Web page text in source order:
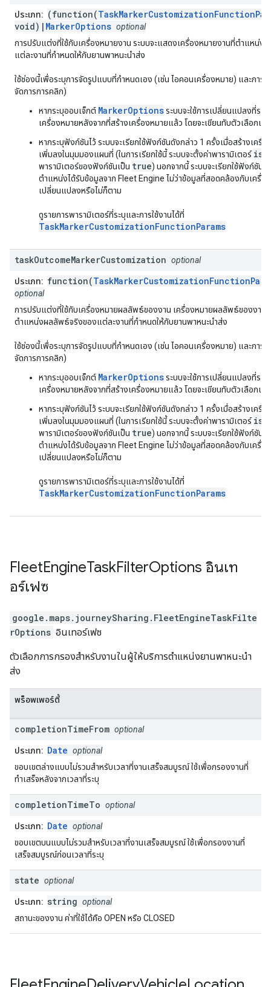
ประเภท: (function(
void)| MarkerOptions optional
การปรับแต่งที่ใช้กับเครื่องหมายงาน ระบบจะแสดงเครื่องหมายงานที่ตำแหน่ง
แต่ละงานที่กำหนดให้กับยานพาหนะนำส่ง
ใช้ช่องนี้เพื่อระบุการจัดรูปแบบที่กำหนดเอง (เช่น ไอคอนเครื่องหมาย) และการโ
จัดการการคลิก)
หากระบุออบเจ็กต์ MarkerOptionsระบบจะใช้การเปลี่ยนแปลงที่ระบุ
เครื่องหมายหลังจากที่สร้างเครื่องหมายแล้ว โดยจะเขียนทับตัวเลือกเริ่
หากระบุฟังก์ชันไว้ ระบบจะเรียกใช้ฟังก์ชันดังกล่าว 1 ครั้งเมื่อสร้างเครื่
เพิ่มลงในมุมมองแผนที่ (ในการเรียกใช้นี้ ระบบจะตั้งค่าพารามิเตอร์
พารามิเตอร์ของฟังก์ชันเป็น true) นอกจากนี้ ระบบจะเรียกใช้ฟังก์ชันนี้
ตำแหน่งได้รับข้อมูลจาก Fleet Engine ไม่ว่าข้อมูลที่สอดคล้องกับเครื่อ
เปลี่ยนแปลงหรือไม่ก็ตาม
ดูรายการพารามิเตอร์ที่ระบุและการใช้งานได้ที่
TaskMarkerCustomizationFunctionParams
taskOutcomeMarkerCustomization optional
ประเภท: function(
optional
การปรับแต่งที่ใช้กับเครื่องหมายผลลัพธ์ของงาน เครื่องหมายผลลัพธ์ของงาน
ตำแหน่งผลลัพธ์จริงของแต่ละงานที่กำหนดให้กับยานพาหนะนำส่ง
ใช้ช่องนี้เพื่อระบุการจัดรูปแบบที่กำหนดเอง (เช่น ไอคอนเครื่องหมาย) และการโ
จัดการการคลิก)
หากระบุออบเจ็กต์ MarkerOptionsระบบจะใช้การเปลี่ยนแปลงที่ระบุ
เครื่องหมายหลังจากที่สร้างเครื่องหมายแล้ว โดยจะเขียนทับตัวเลือกเริ่
หากระบุฟังก์ชันไว้ ระบบจะเรียกใช้ฟังก์ชันดังกล่าว 1 ครั้งเมื่อสร้างเครื่
เพิ่มลงในมุมมองแผนที่ (ในการเรียกใช้นี้ ระบบจะตั้งค่าพารามิเตอร์
พารามิเตอร์ของฟังก์ชันเป็น true) นอกจากนี้ ระบบจะเรียกใช้ฟังก์ชันนี้
ตำแหน่งได้รับข้อมูลจาก Fleet Engine ไม่ว่าข้อมูลที่สอดคล้องกับเครื่อ
เปลี่ยนแปลงหรือไม่ก็ตาม
ดูรายการพารามิเตอร์ที่ระบุและการใช้งานได้ที่
TaskMarkerCustomizationFunctionParams
FleetEngineTaskFilterOptions อินเท
อร์เฟซ
google.maps.journeySharing . FleetEngineTaskFilte
rOptions อินเทอร์เฟซ
ตัวเลือกการกรองสำหรับงานในผู้ให้บริการตำแหน่งยานพาหนะนำ
ส่ง
พร็อพเพอร์ตี้
completionTimeFrom optional
ประเภท: Date optional
ขอบเขตล่างแบบไม่รวมสำหรับเวลาที่งานเสร็จสมบูรณ์ ใช้เพื่อกรองงานที่
ทำเสร็จหลังจากเวลาที่ระบุ
completionTimeTo optional
ประเภท: Date optional
ขอบเขตบนแบบไม่รวมสำหรับเวลาที่งานเสร็จสมบูรณ์ ใช้เพื่อกรองงานที่
เสร็จสมบูรณ์ก่อนเวลาที่ระบุ
state optional
ประเภท: string optional
สถานะของงาน ค่าที่ใช้ได้คือ OPEN หรือ CLOSED